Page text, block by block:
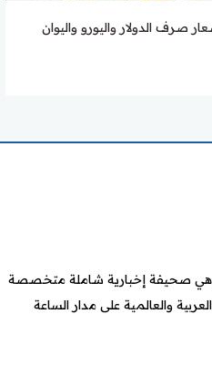
صرف الدولار واليورو واليوان
هي صحيفة إخبارية شاملة متخصصة
والعالمية على مدار الساعة